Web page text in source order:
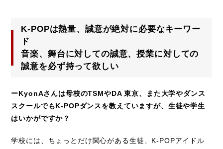
K-POPは熱量、誠意が絶対に必要なキーワー
ド
音楽、舞台に対しての誠意、授業に対しての
誠意を必ず持って欲しい
ーKyonAさんは母校のTSMやDA 東京、また大学やダンス
スクールでもK-POPダンスを教えていますが、生徒や学生
はいかがですか？
学校には、ちょっとだけ関心がある生徒、K-POPアイドル